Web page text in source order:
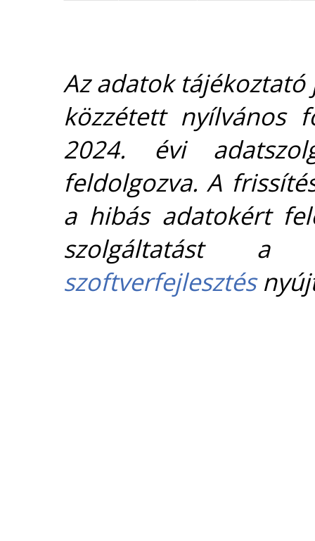
Az adatok
közzétett nyílvános
2024. évi
feldolgozva. A
a hibás adatokért
szolgáltatást
szoftverfejlesztés